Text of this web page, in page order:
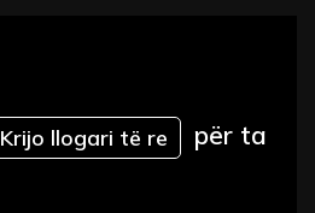
Krijo llogari të re
për ta